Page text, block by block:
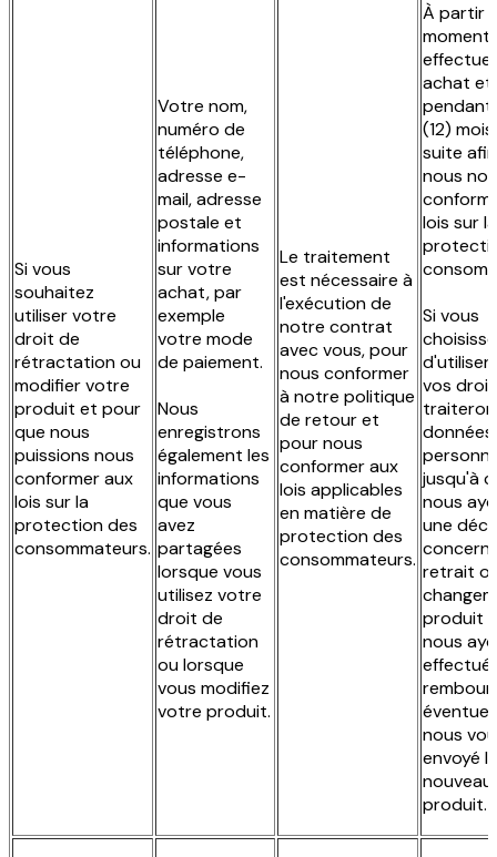
Si vous
souhaitez
utiliser votre
droit de
rétractation ou
modifier votre
produit et pour
que nous
puissions nous
conformer aux
lois sur la
protection des
consommateurs.
Votre nom,
numéro de
téléphone,
adresse e-
mail, adresse
postale et
informations
sur votre
achat, par
exemple
votre mode
de paiement.
Nous
enregistrons
également les
informations
que vous
avez
partagées
lorsque vous
utilisez votre
droit de
rétractation
ou lorsque
vous modifiez
votre produit.
Le traitement
est nécessaire à
l'exécution de
notre contrat
avec vous, pour
nous conformer
à notre politique
de retour et
pour nous
conformer aux
lois applicables
en matière de
protection des
consommateurs.
À partir
moment
achat et
pendant
(12)
suite
nous
lois sur la
Si vous
d'utiliser
vos
données
jusqu'à
nous
une
retrait
produit
nous
effectué
nous
envoyé le
nouveau
produit.